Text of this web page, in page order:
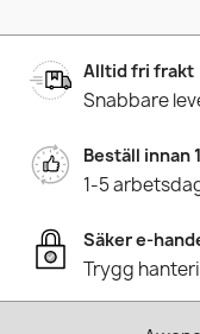
Alltid fri frakt
Snabbare
Beställ innan
1-5
Säker e-
Trygg